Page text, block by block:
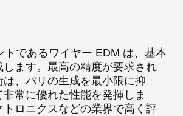
であるワイヤー EDM は、基本
ます。最高の精度が要求され
、バリの生成を最小限に抑
常に優れた性能を発揮しま
ロニクスなどの業界で高く評
形
て
提
複雑
最
小
密
よ
社
な
な
エ
が
コ